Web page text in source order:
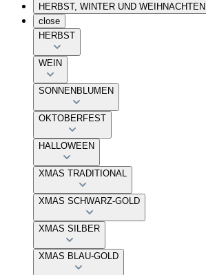
HERBST, WINTER UND WEIHNACHTEN
close
HERBST
WEIN
SONNENBLUMEN
OKTOBERFEST
HALLOWEEN
XMAS TRADITIONAL
XMAS SCHWARZ-GOLD
XMAS SILBER
XMAS BLAU-GOLD